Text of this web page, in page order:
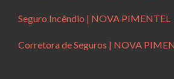
Seguro Incêndio | NOVA PIMENTEL
Corretora de Seguros | NOVA